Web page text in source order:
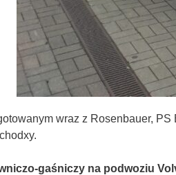
wraz z Rosenbauer,
gaśniczy na podwoziu